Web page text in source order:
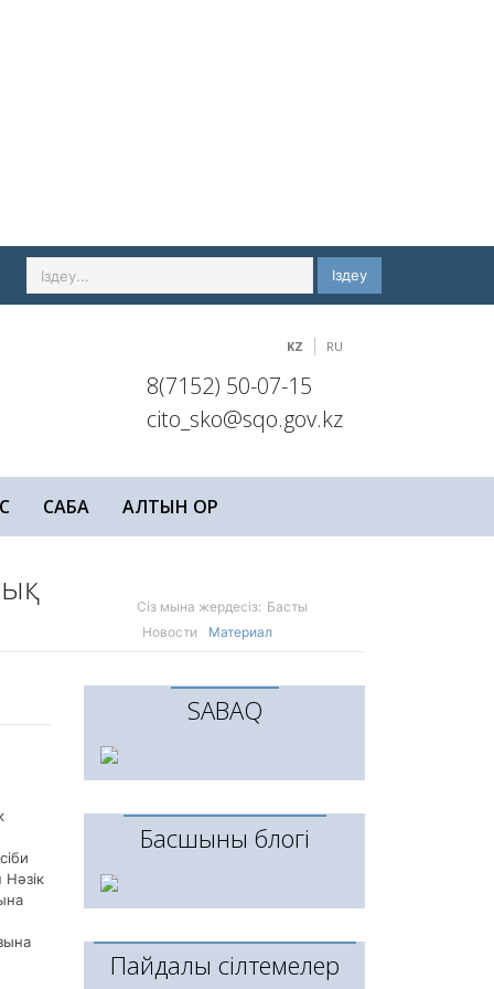
Іздеу
KZ RU
8(7152) 50-07-15
cito_sko@sqo.gov.kz
САБАҚ АЛТЫН ҚОР
Сіз мына жердесіз: Басты
Новости
Материал
SABAQ
Басшының блогі
Пайдалы сілтемелер